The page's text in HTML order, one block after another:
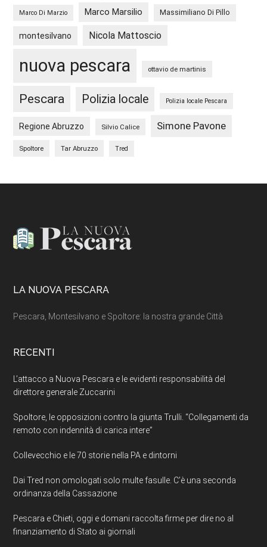
Marco Di Marzio Marco Marsilio Massimiliano Di Pillo
montesilvano Nicola Mattoscio
nuova pescara ottavio de martinis
Pescara Polizia locale Polizia locale Pescara
Regione Abruzzo Silvio Calice Simone Pavone
Spoltore Tar Abruzzo Tred
Footer
LA NUOVA PESCARA
Pescara, Montesilvano e Spoltore: la nostra grande Città
RECENTI
L’attacco a Nuova Pescara e le evidenti responsabilità del
direttore generale Zuccarini
Spoltore, le opposizioni contro la giunta Trulli. “Collegamenti da
remoto con indennità di carica intere”
Collevecchio e le 70 storie nella PA e dintorni
Dai Tred non omologati solo multe fasulle. C’è una seconda
ordinanza della Cassazione
Pescara e Chieti, oggi e domani raccolta firme per dire no al
finanziamento di Stato ai giornali